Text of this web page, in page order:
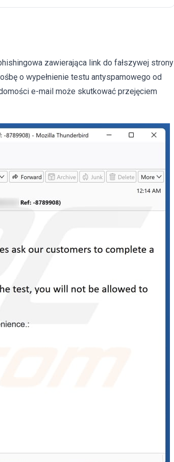
zawierająca link do fałszywej strony
o wypełnienie testu antyspamowego od
e-mail może skutkować przejęciem